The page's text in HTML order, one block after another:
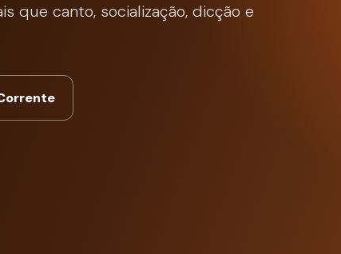
que canto, socialização, dicção e